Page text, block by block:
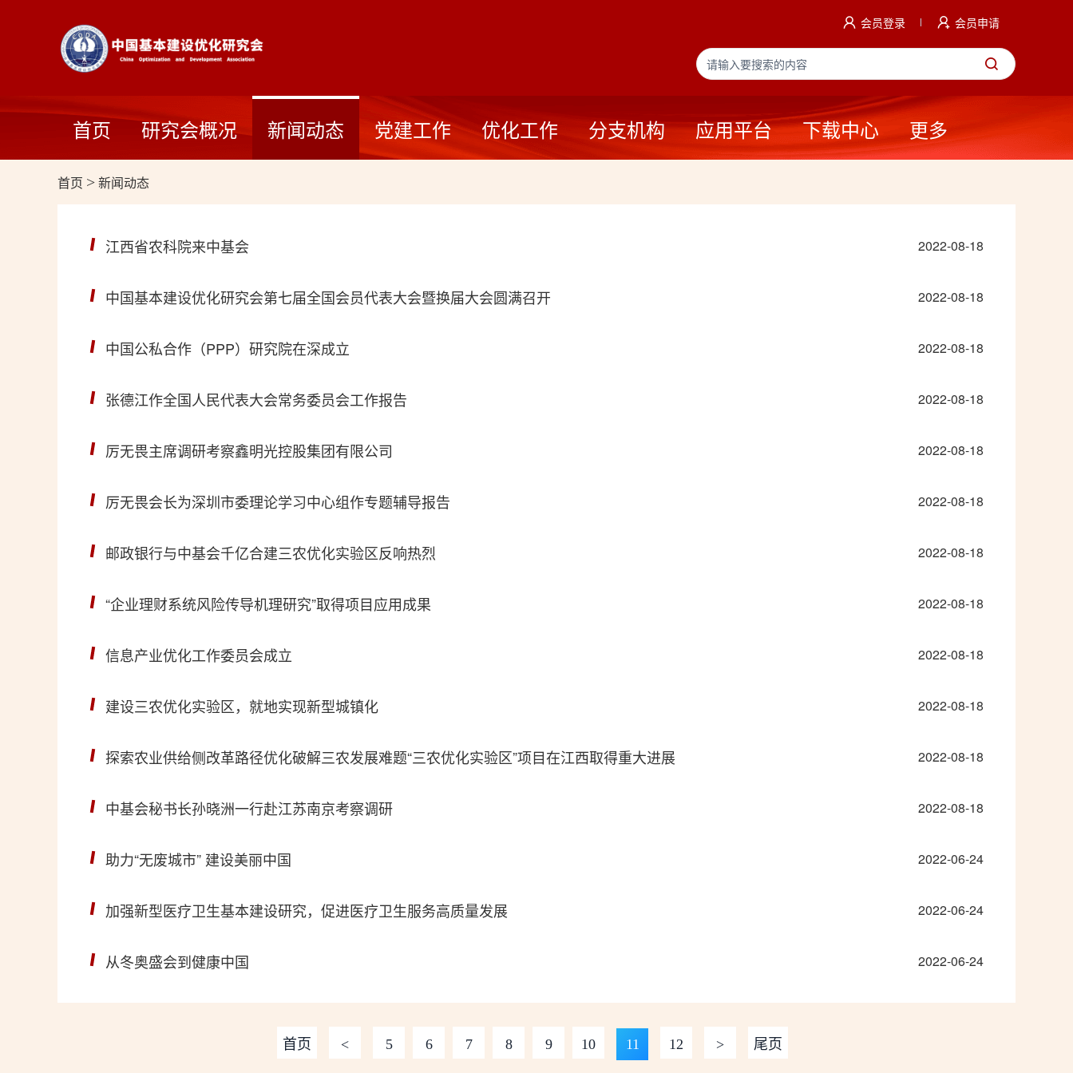
会员登录 会员申请
首页 研究会概况 新闻动态 党建工作 优化工作 分支机构 应用平台 下载中心 更多
首页 >新闻动态
江西省农科院来中基会 2022-08-18
中国基本建设优化研究会第七届全国会员代表大会暨换届大会圆满召开 2022-08-18
中国公私合作（PPP）研究院在深成立 2022-08-18
张德江作全国人民代表大会常务委员会工作报告 2022-08-18
厉无畏主席调研考察鑫明光控股集团有限公司 2022-08-18
厉无畏会长为深圳市委理论学习中心组作专题辅导报告 2022-08-18
邮政银行与中基会千亿合建三农优化实验区反响热烈 2022-08-18
“企业理财系统风险传导机理研究”取得项目应用成果 2022-08-18
信息产业优化工作委员会成立 2022-08-18
建设三农优化实验区，就地实现新型城镇化 2022-08-18
探索农业供给侧改革路径优化破解三农发展难题“三农优化实验区”项目在江西取得重大进展 2022-08-18
中基会秘书长孙晓洲一行赴江苏南京考察调研 2022-08-18
助力“无废城市” 建设美丽中国 2022-06-24
加强新型医疗卫生基本建设研究，促进医疗卫生服务高质量发展 2022-06-24
从冬奥盛会到健康中国 2022-06-24
首页 < 5 6 7 8 9 10 11 12 > 尾页